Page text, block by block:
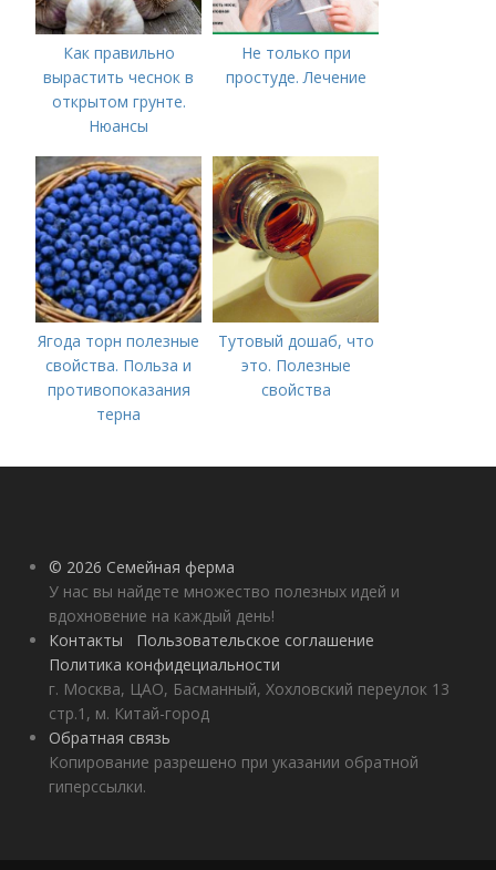
Как правильно
вырастить чеснок в
открытом грунте.
Нюансы
озимого чеснока
Не только при
простуде. Лечение
Ягода торн полезные
свойства. Польза и
противопоказания
терна
Тутовый дошаб, что
это. Полезные
свойства
© 2026 Семейная ферма
У нас вы найдете множество полезных идей и
вдохновение на каждый день!
Контакты
Пользовательское соглашение
Политика конфидециальности
г. Москва, ЦАО, Басманный, Хохловский переулок 13
стр.1, м. Китай-город
Обратная связь
Копирование разрешено при указании обратной
гиперссылки.